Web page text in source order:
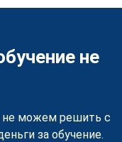
не
не можем решить с
за обучение.